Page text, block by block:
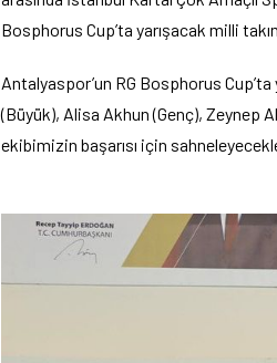
Bosphorus Cup’ta yarışacak milli
Antalyaspor’un RG Bosphorus
(Büyük), Alisa Akhun (Genç), Zeynep
ekibimizin başarısı için